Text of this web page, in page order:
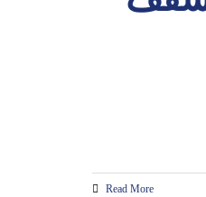
Read More